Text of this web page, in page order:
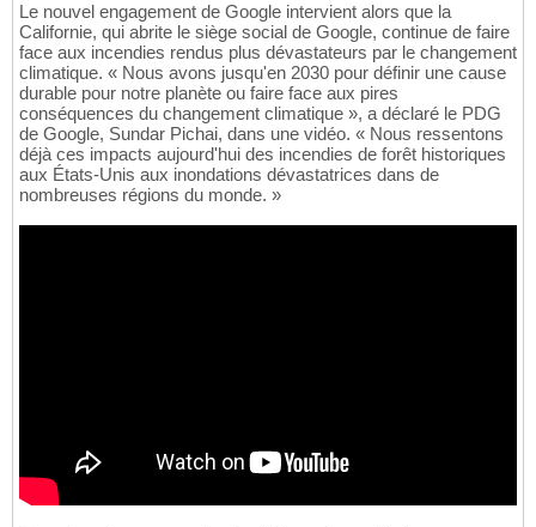
Le nouvel engagement de Google intervient alors que la
Californie, qui abrite le siège social de Google, continue de faire
face aux incendies rendus plus dévastateurs par le changement
climatique. « Nous avons jusqu'en 2030 pour définir une cause
durable pour notre planète ou faire face aux pires
conséquences du changement climatique », a déclaré le PDG
de Google, Sundar Pichai, dans une vidéo. « Nous ressentons
déjà ces impacts aujourd'hui des incendies de forêt historiques
aux États-Unis aux inondations dévastatrices dans de
nombreuses régions du monde. »